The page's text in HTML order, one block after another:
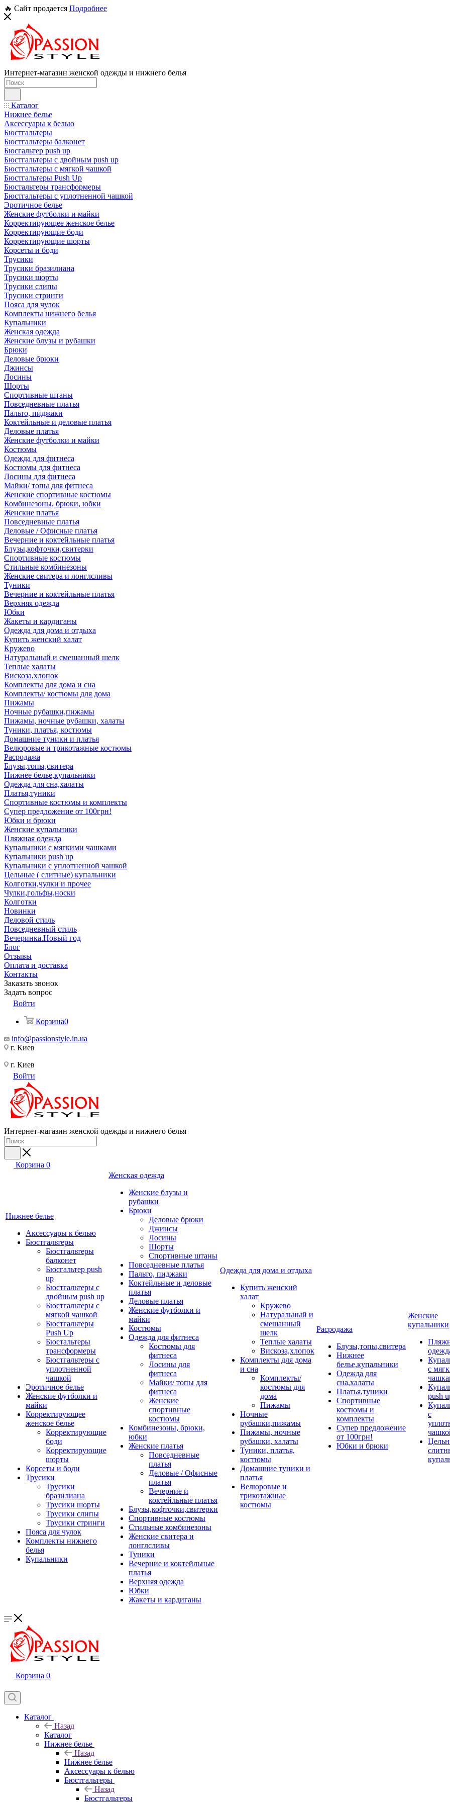
🔥 Сайт продается Подробнее
Интернет-магазин женской одежды и нижнего белья
Каталог
Нижнее белье
Аксессуары к белью
Бюстгальтеры
Бюстгальтеры балконет
Бюсгальтер push up
Бюстгальтеры с двойным push up
Бюстгальтеры с мягкой чашкой
Бюстгальтеры Push Up
Бюстальтеры трансформеры
Бюстгальтеры с уплотненной чашкой
Эротичное белье
Женские футболки и майки
Корректирующее женское белье
Корректирующие боди
Корректирующие шорты
Корсеты и боди
Трусики
Трусики бразилиана
Трусики шорты
Трусики слипы
Трусики стринги
Пояса для чулок
Комплекты нижнего белья
Купальники
Женская одежда
Женские блузы и рубашки
Брюки
Деловые брюки
Джинсы
Лосины
Шорты
Спортивные штаны
Повседневные платья
Пальто, пиджаки
Коктейльные и деловые платья
Деловые платья
Женские футболки и майки
Костюмы
Одежда для фитнеса
Костюмы для фитнеса
Лосины для фитнеса
Майки/ топы для фитнеса
Женские спортивные костюмы
Комбинезоны, брюки, юбки
Женские платья
Повседневные платья
Деловые / Офисные платья
Вечерние и коктейльные платья
Блузы,кофточки,свитерки
Спортивные костюмы
Стильные комбинезоны
Женские свитера и лонглсливы
Туники
Вечерние и коктейльные платья
Верхняя одежда
Юбки
Жакеты и кардиганы
Одежда для дома и отдыха
Купить женский халат
Кружево
Натуральный и смешанный шелк
Теплые халаты
Вискоза,хлопок
Комплекты для дома и сна
Комплекты/ костюмы для дома
Пижамы
Ночные рубашки,пижамы
Пижамы, ночные рубашки, халаты
Туники, платья, костюмы
Домашние туники и платья
Велюровые и трикотажные костюмы
Расродажа
Блузы,топы,свитера
Нижнее белье,купальники
Одежда для сна,халаты
Платья,туники
Спортивные костюмы и комплекты
Супер предложение от 100грн!
Юбки и брюки
Женские купальники
Пляжная одежда
Купальники с мягкими чашками
Купальники push up
Купальники с уплотненной чашкой
Цельные ( слитные) купальники
Колготки,чулки и прочее
Чулки,гольфы,носки
Колготки
Новинки
Деловой стиль
Повседневный стиль
Вечеринка.Новый год
Блог
Отзывы
Оплата и доставка
Контакты
Заказать звонок
Задать вопрос
Войти
Корзина0
info@passionstyle.in.ua
г. Киев
г. Киев
Войти
Интернет-магазин женской одежды и нижнего белья
Корзина 0
Нижнее белье
Аксессуары к белью
Бюстгальтеры
Бюстгальтеры
балконет
Бюсгальтер push
up
Бюстгальтеры с
двойным push up
Бюстгальтеры с
мягкой чашкой
Бюстгальтеры
Push Up
Бюстальтеры
трансформеры
Бюстгальтеры с
уплотненной
чашкой
Эротичное белье
Женские футболки и
майки
Корректирующее
женское белье
Корректирующие
боди
Корректирующие
шорты
Корсеты и боди
Трусики
Трусики
бразилиана
Трусики шорты
Трусики слипы
Трусики стринги
Пояса для чулок
Комплекты нижнего
белья
Купальники
Женская одежда
Женские блузы и
рубашки
Брюки
Деловые брюки
Джинсы
Лосины
Шорты
Спортивные штаны
Повседневные платья
Пальто, пиджаки
Коктейльные и деловые
платья
Деловые платья
Женские футболки и
майки
Костюмы
Одежда для фитнеса
Костюмы для
фитнеса
Лосины для
фитнеса
Майки/ топы для
фитнеса
Женские
спортивные
костюмы
Комбинезоны, брюки,
юбки
Женские платья
Повседневные
платья
Деловые / Офисные
платья
Вечерние и
коктейльные платья
Блузы,кофточки,свитерки
Спортивные костюмы
Стильные комбинезоны
Женские свитера и
лонглсливы
Туники
Вечерние и коктейльные
платья
Верхняя одежда
Юбки
Жакеты и кардиганы
Одежда для дома и отдыха
Купить женский
халат
Кружево
Натуральный и
смешанный
шелк
Теплые халаты
Вискоза,хлопок
Комплекты для дома
и сна
Комплекты/
костюмы для
дома
Пижамы
Ночные
рубашки,пижамы
Пижамы, ночные
рубашки, халаты
Туники, платья,
костюмы
Домашние туники и
платья
Велюровые и
трикотажные
костюмы
Расродажа
Блузы,топы,свитера
Нижнее
белье,купальники
Одежда для
сна,халаты
Платья,туники
Спортивные
костюмы и
комплекты
Супер предложение
от 100грн!
Юбки и брюки
Женские
купальники
с
push
с
Корзина 0
Каталог
Назад
Каталог
Нижнее белье
Назад
Нижнее белье
Аксессуары к белью
Бюстгальтеры
Назад
Бюстгальтеры